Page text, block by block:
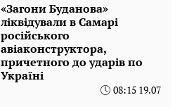
«Загони Буданова»
ліквідували в Самарі
російського
авіаконструктора,
причетного до ударів по
Україні
08:15 19.07